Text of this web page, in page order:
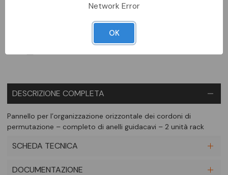
Aggiungi alla comparazione
DESCRIZIONE COMPLETA
Pannello per l’organizzazione orizzontale dei cordoni di
permutazione – completo di anelli guidacavi – 2 unità rack
SCHEDA TECNICA
DOCUMENTAZIONE
Network Error
OK